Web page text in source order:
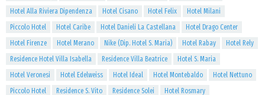
Hotel Alla Riviera Dipendenza
Hotel Cisano Hotel Felix
Hotel Milani
Piccolo Hotel
Hotel Caribe Hotel Danieli La Castellana
Hotel Drago Center
Hotel Firenze
Hotel Merano Nike (Dip. Hotel S. Maria) Hotel Rabay
Hotel Rely
Residence Hotel Villa Isabella
Residence Villa Beatrice
Hotel S. Maria
Hotel Veronesi
Hotel Edelweiss Hotel Ideal Hotel Montebaldo
Hotel Nettuno
Piccolo Hotel
Residence S. Vito Residence Solei
Hotel Rosmary